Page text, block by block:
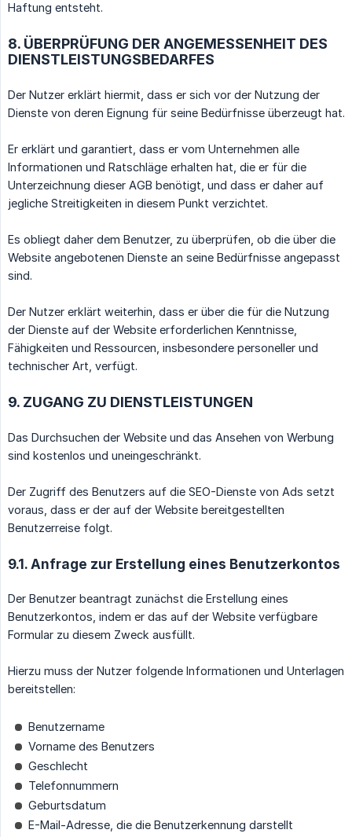
Haftung entsteht.
8. ÜBERPRÜFUNG DER ANGEMESSENHEIT DES
DIENSTLEISTUNGSBEDARFES
Der Nutzer erklärt hiermit, dass er sich vor der Nutzung der
Dienste von deren Eignung für seine Bedürfnisse überzeugt hat.
Er erklärt und garantiert, dass er vom Unternehmen alle
Informationen und Ratschläge erhalten hat, die er für die
Unterzeichnung dieser AGB benötigt, und dass er daher auf
jegliche Streitigkeiten in diesem Punkt verzichtet.
Es obliegt daher dem Benutzer, zu überprüfen, ob die über die
Website angebotenen Dienste an seine Bedürfnisse angepasst
sind.
Der Nutzer erklärt weiterhin, dass er über die für die Nutzung
der Dienste auf der Website erforderlichen Kenntnisse,
Fähigkeiten und Ressourcen, insbesondere personeller und
technischer Art, verfügt.
9. ZUGANG ZU DIENSTLEISTUNGEN
Das Durchsuchen der Website und das Ansehen von Werbung
sind kostenlos und uneingeschränkt.
Der Zugriff des Benutzers auf die SEO-Dienste von Ads setzt
voraus, dass er der auf der Website bereitgestellten
Benutzerreise folgt.
9.1. Anfrage zur Erstellung eines Benutzerkontos
Der Benutzer beantragt zunächst die Erstellung eines
Benutzerkontos, indem er das auf der Website verfügbare
Formular zu diesem Zweck ausfüllt.
Hierzu muss der Nutzer folgende Informationen und Unterlagen
bereitstellen:
Benutzername
Vorname des Benutzers
Geschlecht
Telefonnummern
Geburtsdatum
E-Mail-Adresse, die die Benutzerkennung darstellt